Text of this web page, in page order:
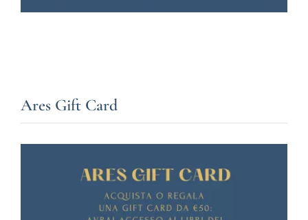
Ares Gift Card